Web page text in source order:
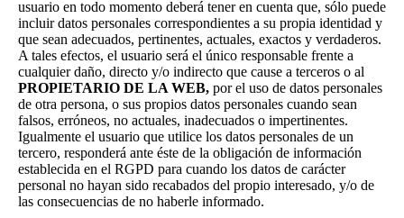
usuario en todo momento deberá tener en cuenta que, sólo puede
incluir datos personales correspondientes a su propia identidad y
que sean adecuados, pertinentes, actuales, exactos y verdaderos.
A tales efectos, el usuario será el único responsable frente a
cualquier daño, directo y/o indirecto que cause a terceros o al
PROPIETARIO DE LA WEB, por el uso de datos personales
de otra persona, o sus propios datos personales cuando sean
falsos, erróneos, no actuales, inadecuados o impertinentes.
Igualmente el usuario que utilice los datos personales de un
tercero, responderá ante éste de la obligación de información
establecida en el RGPD para cuando los datos de carácter
personal no hayan sido recabados del propio interesado, y/o de
las consecuencias de no haberle informado.